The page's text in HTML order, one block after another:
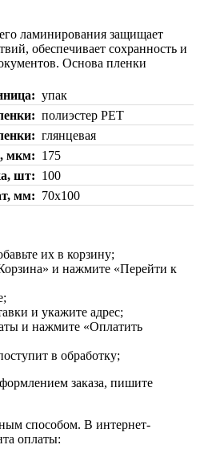
ламинирования защищает
обеспечивает сохранность и
Основа пленки
упак
полиэстер PET
глянцевая
мкм
175
шт
100
мм
70х100
их в корзину;
и нажмите «Перейти к
и укажите адрес;
и нажмите «Оплатить
в обработку;
заказа, пишите
способом. В интернет-
оплаты: